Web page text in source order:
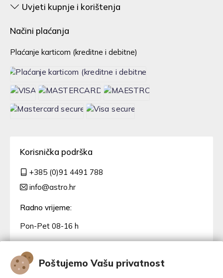
Poštujemo Vašu privatnost
Uvjeti kupnje i korištenja
Načini plaćanja
Plaćanje karticom (kreditne i debitne)
Korisnička podrška
+385 (0)91 4491 788
info@astro.hr
Radno vrijeme:
Pon-Pet 08-16 h